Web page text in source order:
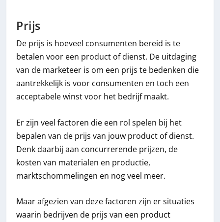
Prijs
De prijs is hoeveel consumenten bereid is te
betalen voor een product of dienst. De uitdaging
van de marketeer is om een prijs te bedenken die
aantrekkelijk is voor consumenten en toch een
acceptabele winst voor het bedrijf maakt.
Er zijn veel factoren die een rol spelen bij het
bepalen van de prijs van jouw product of dienst.
Denk daarbij aan concurrerende prijzen, de
kosten van materialen en productie,
marktschommelingen en nog veel meer.
Maar afgezien van deze factoren zijn er situaties
waarin bedrijven de prijs van een product